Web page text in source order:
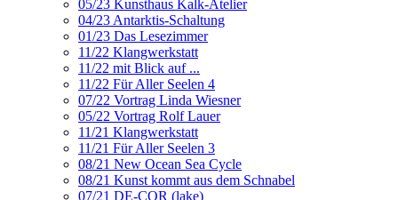
05/23 Kunsthaus Kalk-Atelier
04/23 Antarktis-Schaltung
01/23 Das Lesezimmer
11/22 Klangwerkstatt
11/22 mit Blick auf ...
11/22 Für Aller Seelen 4
07/22 Vortrag Linda Wiesner
05/22 Vortrag Rolf Lauer
11/21 Klangwerkstatt
11/21 Für Aller Seelen 3
08/21 New Ocean Sea Cycle
08/21 Kunst kommt aus dem Schnabel
07/21 DE-COR (lake)